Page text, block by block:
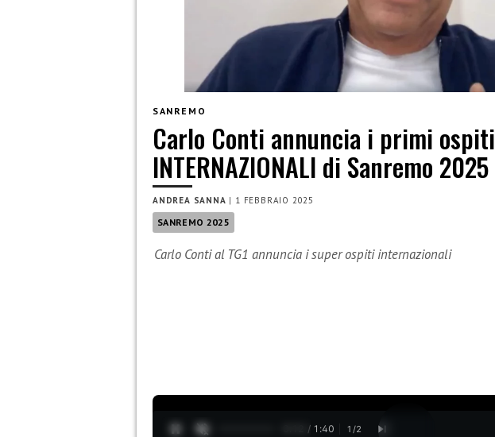
SANREMO
Carlo Conti annuncia i primi ospiti
INTERNAZIONALI di Sanremo 2025
ANDREA SANNA | 1 FEBBRAIO 2025
SANREMO 2025
Carlo Conti al TG1 annuncia i super ospiti internazionali
0:13 / 1:40 1 /2